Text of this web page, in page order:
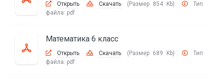
Открыть Скачать (Размер 854 Kb)
Тип
файла: pdf
Математика 6 класс
Открыть Скачать (Размер 689 Kb)
Тип
файла: pdf